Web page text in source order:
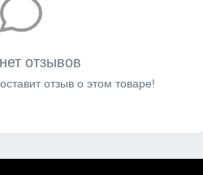
отзывов
отзыв о этом товаре!